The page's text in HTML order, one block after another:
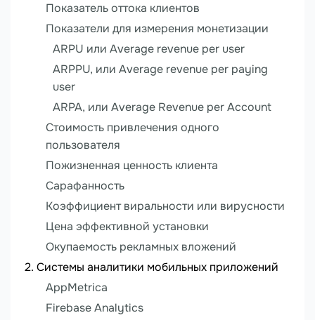
Показатель оттока клиентов
Показатели для измерения монетизации
ARPU или Average revenue per user
ARPPU, или Average revenue per paying
user
ARPA, или Average Revenue per Account
Стоимость привлечения одного
пользователя
Пожизненная ценность клиента
Сарафанность
Коэффициент виральности или вирусности
Цена эффективной установки
Окупаемость рекламных вложений
Системы аналитики мобильных приложений
AppMetrica
Firebase Analytics